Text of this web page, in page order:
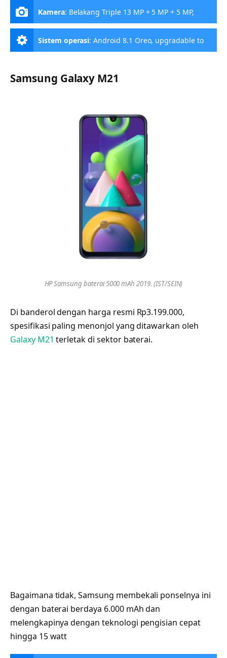
Kamera: Belakang Triple 13 MP + 5 MP + 5 MP,
Depan 16 MP
Sistem operasi:Android 8.1 Oreo, upgradable to
Android 9.0 Pie
Samsung Galaxy M21
HP Samsung baterai 5000 mAh 2019. (IST/SEIN)
Di banderol dengan harga resmi Rp3.199.000,
spesifikasi paling menonjol yang ditawarkan oleh
Galaxy M21 terletak di sektor baterai.
Bagaimana tidak, Samsung membekali ponselnya ini
dengan baterai berdaya 6.000 mAh dan
melengkapinya dengan teknologi pengisian cepat
hingga 15 watt